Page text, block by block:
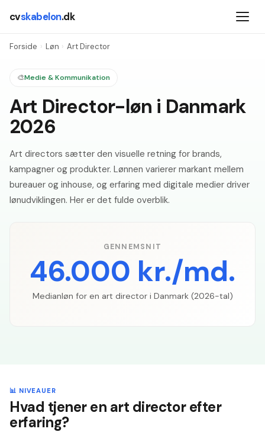
cvskabelon.dk
Forside › Løn › Art Director
🎨Medie & Kommunikation
Art Director-løn i Danmark
2026
Art directors sætter den visuelle retning for brands,
kampagner og produkter. Lønnen varierer markant mellem
bureauer og inhouse, og erfaring med digitale medier driver
lønudviklingen. Her er det fulde overblik.
GENNEMSNIT
46.000 kr./md.
Medianløn for en art director i Danmark (2026-tal)
📊 NIVEAUER
Hvad tjener en art director efter
erfaring?